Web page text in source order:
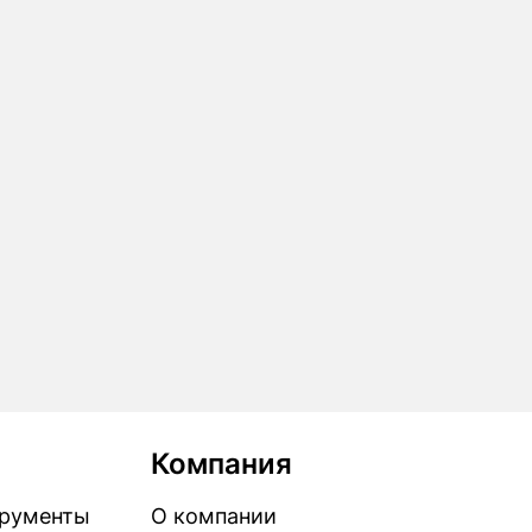
Компания
О компании